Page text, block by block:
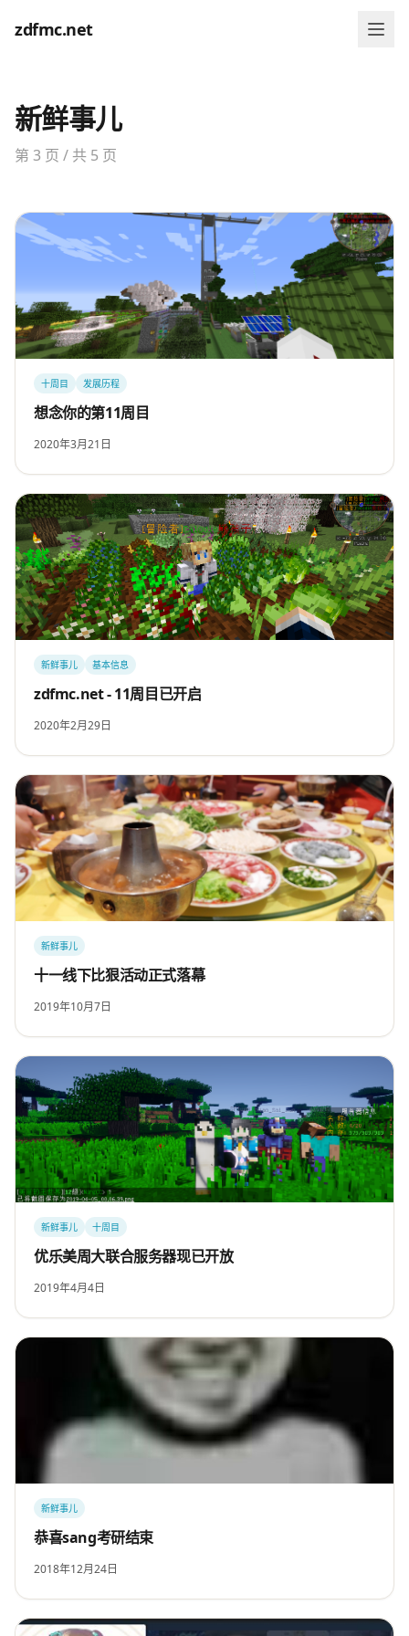
zdfmc.net
新鲜事儿
第 3 页 / 共 5 页
十周目 发展历程
想念你的第11周目
2020年3月21日
新鲜事儿 基本信息
zdfmc.net - 11周目已开启
2020年2月29日
新鲜事儿
十一线下比狠活动正式落幕
2019年10月7日
新鲜事儿 十周目
优乐美周大联合服务器现已开放
2019年4月4日
新鲜事儿
恭喜sang考研结束
2018年12月24日